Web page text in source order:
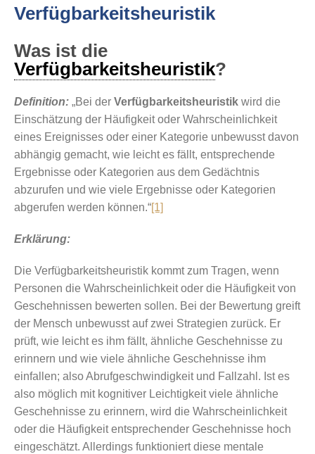
Verfügbarkeitsheuristik
Was ist die
Verfügbarkeitsheuristik?
Definition: „Bei der Verfügbarkeitsheuristik wird die
Einschätzung der Häufigkeit oder Wahrscheinlichkeit
eines Ereignisses oder einer Kategorie unbewusst davon
abhängig gemacht, wie leicht es fällt, entsprechende
Ergebnisse oder Kategorien aus dem Gedächtnis
abzurufen und wie viele Ergebnisse oder Kategorien
abgerufen werden können.“[1]
Erklärung:
Die Verfügbarkeitsheuristik kommt zum Tragen, wenn
Personen die Wahrscheinlichkeit oder die Häufigkeit von
Geschehnissen bewerten sollen. Bei der Bewertung greift
der Mensch unbewusst auf zwei Strategien zurück. Er
prüft, wie leicht es ihm fällt, ähnliche Geschehnisse zu
erinnern und wie viele ähnliche Geschehnisse ihm
einfallen; also Abrufgeschwindigkeit und Fallzahl. Ist es
also möglich mit kognitiver Leichtigkeit viele ähnliche
Geschehnisse zu erinnern, wird die Wahrscheinlichkeit
oder die Häufigkeit entsprechender Geschehnisse hoch
eingeschätzt. Allerdings funktioniert diese mentale